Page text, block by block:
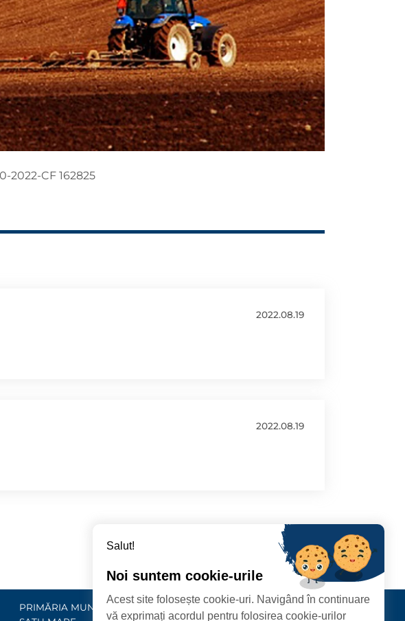
CF 162825
2022.08.19
2022.08.19
PRIMĂRIA MUNICIPIULUI
Contact
Salut!
Noi suntem cookie-urile
Acest site folosește cookie-uri. Navigând în continuare
vă exprimați acordul pentru folosirea cookie-urilor